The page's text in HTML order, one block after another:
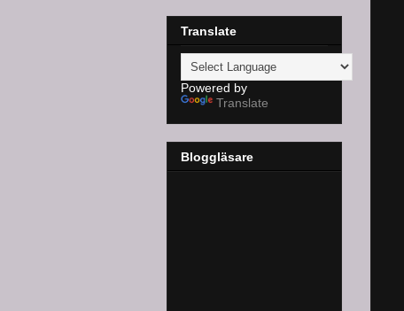
Translate
Powered by
Translate
Bloggläsare